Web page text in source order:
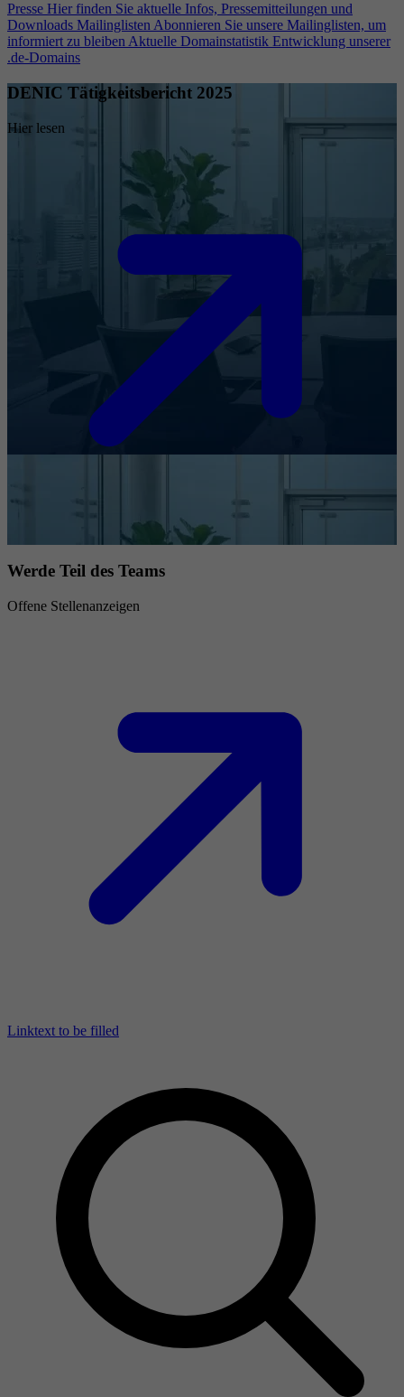
Presse Hier finden Sie aktuelle Infos, Pressemitteilungen und
Downloads Mailinglisten Abonnieren Sie unsere Mailinglisten, um
informiert zu bleiben Aktuelle Domainstatistik Entwicklung unserer
.de-Domains
DENIC Tätigkeitsbericht 2025
Hier lesen
Werde Teil des Teams
Offene Stellenanzeigen
Linktext to be filled